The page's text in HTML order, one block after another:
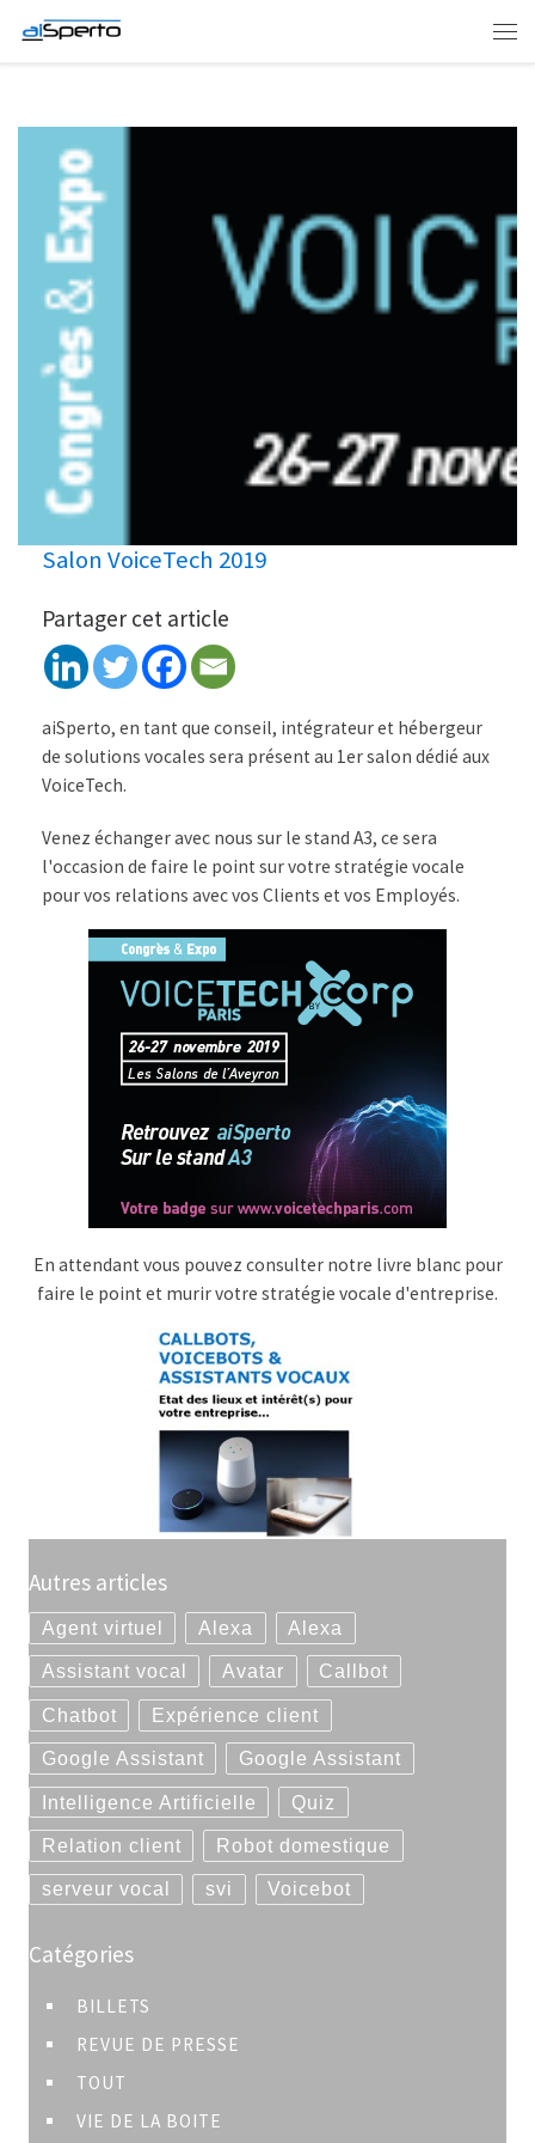
Skip to content
Salon VoiceTech 2019
Partager cet article
aiSperto, en tant que conseil, intégrateur et hébergeur
de solutions vocales sera présent au 1er salon dédié aux
VoiceTech.
Venez échanger avec nous sur le stand A3, ce sera
l'occasion de faire le point sur votre stratégie vocale
pour vos relations avec vos Clients et vos Employés.
En attendant vous pouvez consulter notre livre blanc pour
faire le point et murir votre stratégie vocale d'entreprise.
Autres articles
Agent virtuel Alexa Alexa
Assistant vocal Avatar Callbot
Chatbot Expérience client
Google Assistant Google Assistant
Intelligence Artificielle Quiz
Relation client Robot domestique
serveur vocal svi Voicebot
Catégories
BILLETS
REVUE DE PRESSE
TOUT
VIE DE LA BOITE